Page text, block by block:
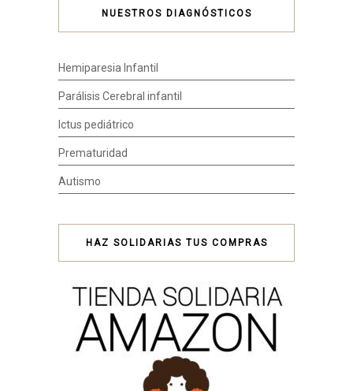
NUESTROS DIAGNÓSTICOS
Hemiparesia Infantil
Parálisis Cerebral infantil
Ictus pediátrico
Prematuridad
Autismo
HAZ SOLIDARIAS TUS COMPRAS